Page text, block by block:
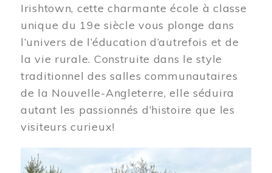
Irishtown, cette charmante école à classe
unique du 19e siècle vous plonge dans
l’univers de l’éducation d’autrefois et de
la vie rurale. Construite dans le style
traditionnel des salles communautaires
de la Nouvelle-Angleterre, elle séduira
autant les passionnés d’histoire que les
visiteurs curieux!
Image